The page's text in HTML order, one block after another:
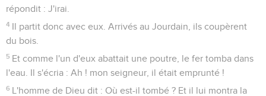
répondit : J'irai.
4 Il partit donc avec eux. Arrivés au Jourdain, ils coupèrent
du bois.
5 Et comme l'un d'eux abattait une poutre, le fer tomba dans
l'eau. Il s'écria : Ah ! mon seigneur, il était emprunté !
6 L'homme de Dieu dit : Où est-il tombé ? Et il lui montra la